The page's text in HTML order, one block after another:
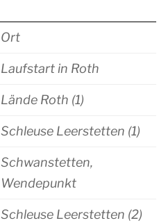
Ort
Laufstart in Roth
Lände Roth (1)
Schleuse Leerstetten (1)
Schwanstetten,
Wendepunkt
Schleuse Leerstetten (2)